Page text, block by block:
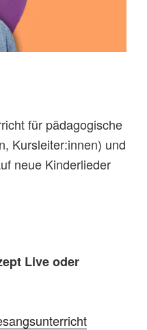
für pädagogische
Kursleiter:innen) und
neue Kinderlieder
Live oder